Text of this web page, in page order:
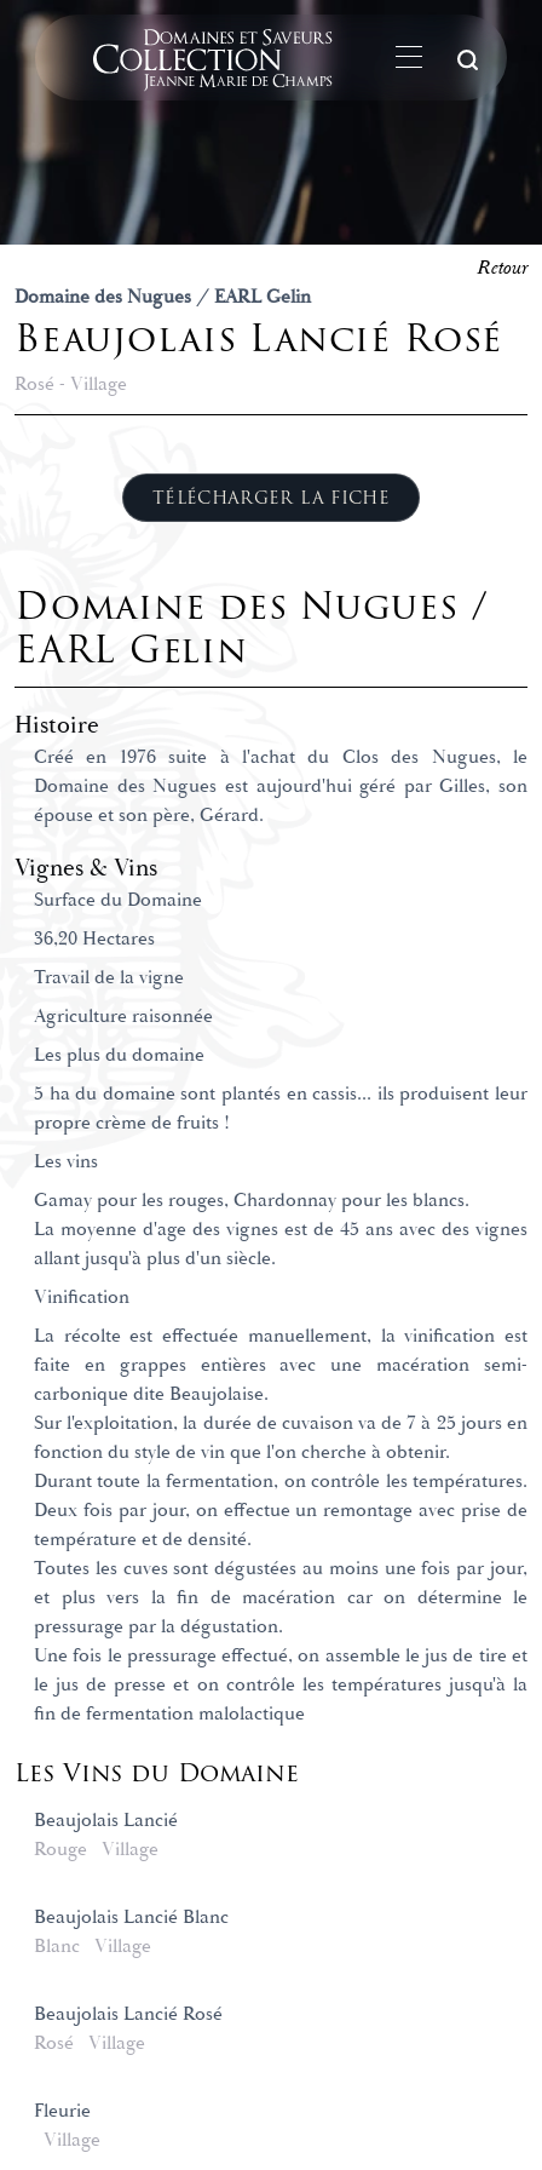
Domaine des Nugues / EARL Gelin
Beaujolais Lancié Rosé
Rosé - Village
Retour
TÉLÉCHARGER LA FICHE
Domaine des Nugues /
EARL Gelin
Histoire
Créé en 1976 suite à l'achat du Clos des Nugues, le
Domaine des Nugues est aujourd'hui géré par Gilles, son
épouse et son père, Gérard.
Vignes & Vins
Surface du Domaine
36,20 Hectares
Travail de la vigne
Agriculture raisonnée
Les plus du domaine
5 ha du domaine sont plantés en cassis... ils produisent leur
propre crème de fruits !
Les vins
Gamay pour les rouges, Chardonnay pour les blancs.
La moyenne d'age des vignes est de 45 ans avec des vignes
allant jusqu'à plus d'un siècle.
Vinification
La récolte est effectuée manuellement, la vinification est
faite en grappes entières avec une macération semi-
carbonique dite Beaujolaise.
Sur l'exploitation, la durée de cuvaison va de 7 à 25 jours en
fonction du style de vin que l'on cherche à obtenir.
Durant toute la fermentation, on contrôle les températures.
Deux fois par jour, on effectue un remontage avec prise de
température et de densité.
Toutes les cuves sont dégustées au moins une fois par jour,
et plus vers la fin de macération car on détermine le
pressurage par la dégustation.
Une fois le pressurage effectué, on assemble le jus de tire et
le jus de presse et on contrôle les températures jusqu'à la
fin de fermentation malolactique
Les Vins du Domaine
Beaujolais Lancié
Rouge
Village
Beaujolais Lancié Blanc
Blanc
Village
Beaujolais Lancié Rosé
Rosé
Village
Fleurie
Village